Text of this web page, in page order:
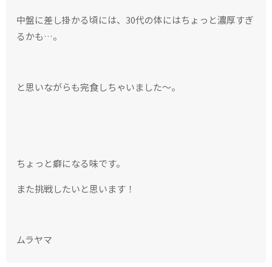
中盤に差し掛かる頃には、30代の体にはちょっと濃厚すぎ
るかも…。
と思いながらも完食しちゃいました〜。
ちょっと癖になる味です。
また挑戦したいと思います！
ムラヤマ